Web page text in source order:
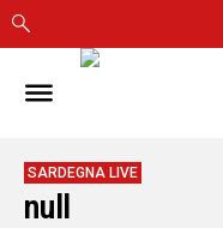
IN
CAGLIARI
SASSARI
SARDEGNA LIVE
null